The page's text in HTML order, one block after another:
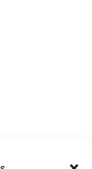
de 60€.